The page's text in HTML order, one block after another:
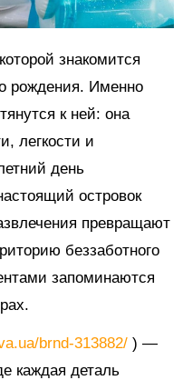
знакомится
рождения. Именно
к ней: она
легкости и
день
островок
превращают
беззаботного
запоминаются
brnd-313882/ ) —
каждая деталь